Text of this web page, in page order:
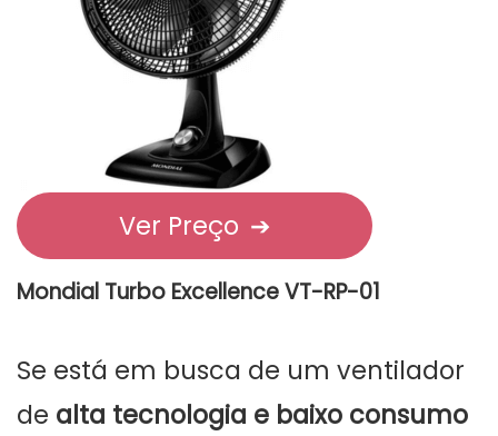
Ver Preço ➔
Mondial Turbo Excellence VT-RP-01
Se está em busca de um ventilador
de alta tecnologia e baixo consumo